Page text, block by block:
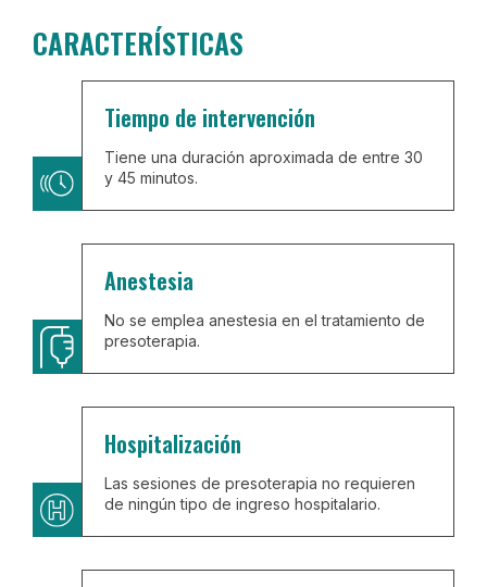
CARACTERÍSTICAS
Tiempo de intervención
Tiene una duración aproximada de entre 30
y 45 minutos.
Anestesia
No se emplea anestesia en el tratamiento de
presoterapia.
Hospitalización
Las sesiones de presoterapia no requieren
de ningún tipo de ingreso hospitalario.